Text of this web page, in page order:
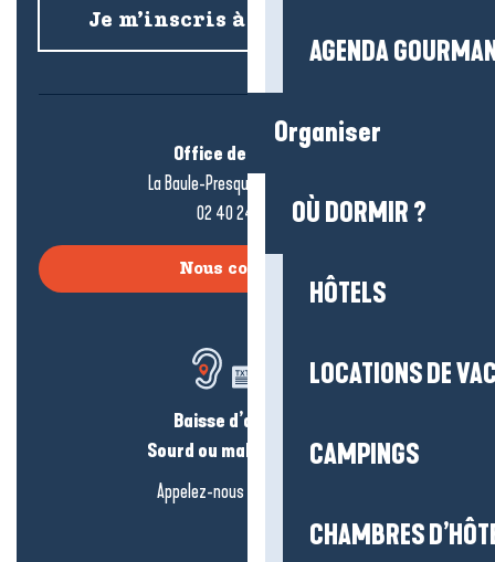
AGENDA
Organiser
OÙ DORMIR ?
HÔTELS
LOCATIONS DE
CAMPINGS
CHAMBRES
Je m’inscris à la newsletter
Office de tourisme
La Baule-Presqu’île de Guérande
02 40 24 34 44
Nous contacter
Baisse d’audition ?
Sourd ou malentendant ?
Appelez-nous en